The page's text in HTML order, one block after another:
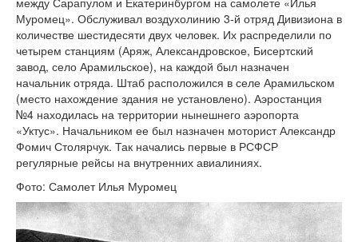
Муромец». Обслуживал воздухолинию 3-й отряд Дивизиона в
количестве шестидесяти двух человек. Их распределили по
четырем станциям (Аряж, Александровское, Бисертский
завод, село Арамильское), на каждой был назначен
начальник отряда. Штаб расположился в селе Арамильском
(место нахождение здания не установлено). Аэростанция
№4 находилась на территории нынешнего аэропорта
«Уктус». Начальником ее был назначен моторист Александр
Фомич Столярчук. Так начались первые в РСФСР
регулярные рейсы на внутренних авиалиниях.
Фото: Самолет Илья Муромец